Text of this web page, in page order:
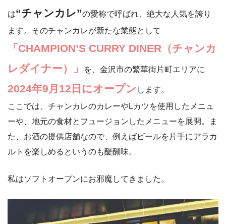
は“チャンカレ”の愛称で呼ばれ、絶大な人気を誇り
ます。そのチャンカレが新たな業態として
「CHAMPION’S CURRY DINER（チャンカ
レダイナー）」
を、金沢市の繁華街片町エリアに
2024年9月12日にオープン します。
ここでは、チャンカレのカレーやLカツを使用したメニュ
ーや、地元の食材とフュージョンしたメニューを展開。ま
た、お酒の提供店舗なので、例えばビールを片手にアラカ
ルトを楽しめるというのも醍醐味。
私はソフトオープンにお邪魔してきました。